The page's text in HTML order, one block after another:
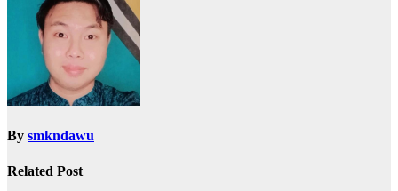
By smkndawu
Related Post